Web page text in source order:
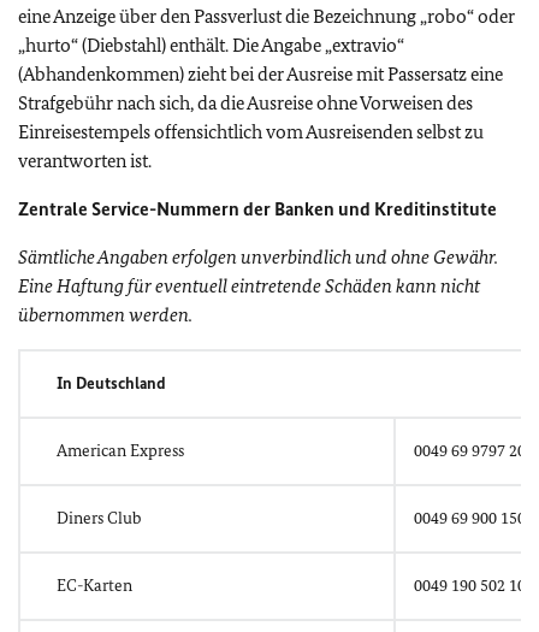
eine Anzeige über den Passverlust die Bezeichnung „robo“ oder
„hurto“ (Diebstahl) enthält. Die Angabe „extravio“
(Abhandenkommen) zieht bei der Ausreise mit Passersatz eine
Strafgebühr nach sich, da die Ausreise ohne Vorweisen des
Einreisestempels offensichtlich vom Ausreisenden selbst zu
verantworten ist.
Zentrale Service-Nummern der Banken und Kreditinstitute
Sämtliche Angaben erfolgen unverbindlich und ohne Gewähr.
Eine Haftung für eventuell eintretende Schäden kann nicht
übernommen werden.
In Deutschland
American Express 0049 69 9797
Diners Club 0049 69 900 150-
EC-Karten 0049 190 502